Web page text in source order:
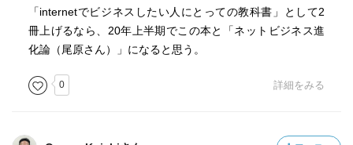
「internetでビジネスしたい人にとっての教科書」として2
冊上げるなら、20年上半期でこの本と「ネットビジネス進
化論（尾原さん）」になると思う。
0 詳細をみる